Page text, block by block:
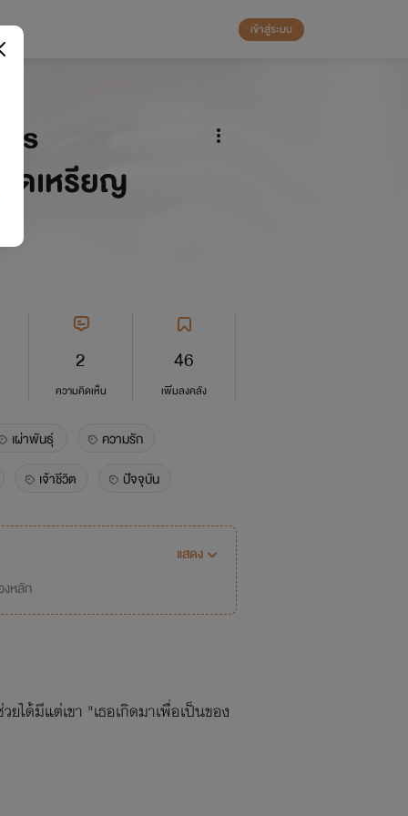
เข้าสู่ระบบ
ดเหรียญ
2
ความคิดเห็น
46
เพิ่มลงคลัง
เผ่าพันธุ์
ความรัก
เจ้าชีวิต ปัจจุบัน
แสดง
งหลัก
ได้มีแต่เขา "เธอเกิดมาเพื่อเป็นของ